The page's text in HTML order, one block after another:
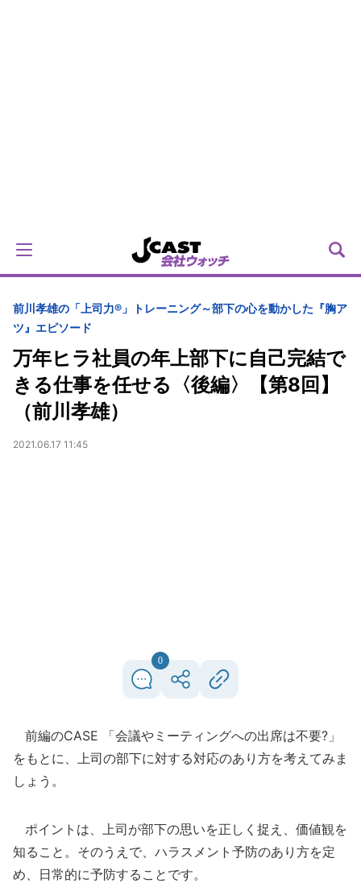
前川孝雄の「上司力®」トレーニング～部下の心を動かした『胸ア
ツ』エピソード
万年ヒラ社員の年上部下に自己完結で
きる仕事を任せる〈後編〉【第8回】
（前川孝雄）
2021.06.17 11:45
0
前編のCASE 「会議やミーティングへの出席は不要?」
をもとに、上司の部下に対する対応のあり方を考えてみま
しょう。
ポイントは、上司が部下の思いを正しく捉え、価値観を
知ること。そのうえで、ハラスメント予防のあり方を定
め、日常的に予防することです。